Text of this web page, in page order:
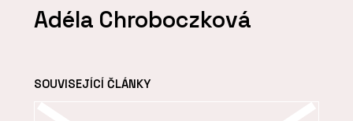
Adéla Chroboczková
SOUVISEJÍCÍ ČLÁNKY